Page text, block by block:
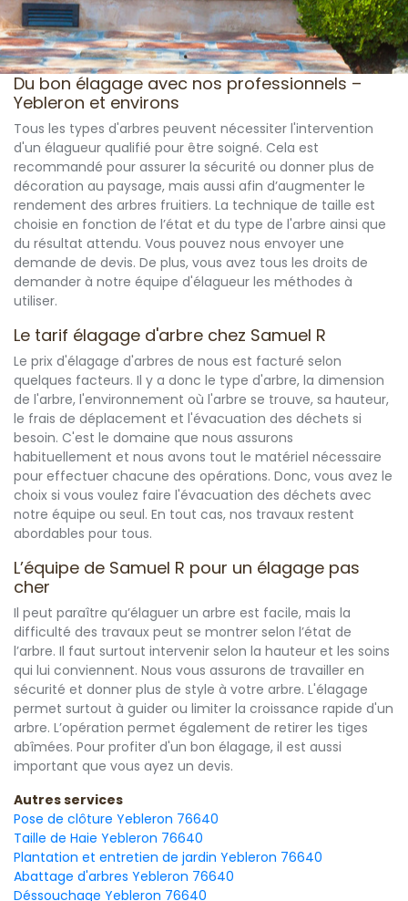
Du bon élagage avec nos professionnels –
Yebleron et environs
Tous les types d'arbres peuvent nécessiter l'intervention
d'un élagueur qualifié pour être soigné. Cela est
recommandé pour assurer la sécurité ou donner plus de
décoration au paysage, mais aussi afin d’augmenter le
rendement des arbres fruitiers. La technique de taille est
choisie en fonction de l’état et du type de l'arbre ainsi que
du résultat attendu. Vous pouvez nous envoyer une
demande de devis. De plus, vous avez tous les droits de
demander à notre équipe d'élagueur les méthodes à
utiliser.
Le tarif élagage d'arbre chez Samuel R
Le prix d'élagage d'arbres de nous est facturé selon
quelques facteurs. Il y a donc le type d'arbre, la dimension
de l'arbre, l'environnement où l'arbre se trouve, sa hauteur,
le frais de déplacement et l'évacuation des déchets si
besoin. C'est le domaine que nous assurons
habituellement et nous avons tout le matériel nécessaire
pour effectuer chacune des opérations. Donc, vous avez le
choix si vous voulez faire l'évacuation des déchets avec
notre équipe ou seul. En tout cas, nos travaux restent
abordables pour tous.
L’équipe de Samuel R pour un élagage pas
cher
Il peut paraître qu’élaguer un arbre est facile, mais la
difficulté des travaux peut se montrer selon l’état de
l’arbre. Il faut surtout intervenir selon la hauteur et les soins
qui lui conviennent. Nous vous assurons de travailler en
sécurité et donner plus de style à votre arbre. L'élagage
permet surtout à guider ou limiter la croissance rapide d'un
arbre. L’opération permet également de retirer les tiges
abîmées. Pour profiter d'un bon élagage, il est aussi
important que vous ayez un devis.
Autres services
Pose de clôture Yebleron 76640
Taille de Haie Yebleron 76640
Plantation et entretien de jardin Yebleron 76640
Abattage d'arbres Yebleron 76640
Déssouchage Yebleron 76640